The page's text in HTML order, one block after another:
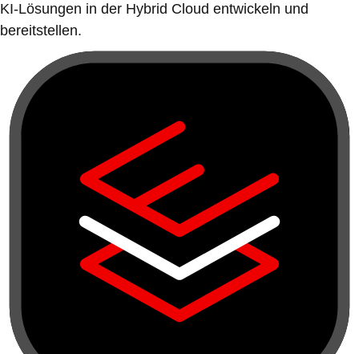
KI-Lösungen in der Hybrid Cloud entwickeln und
bereitstellen.